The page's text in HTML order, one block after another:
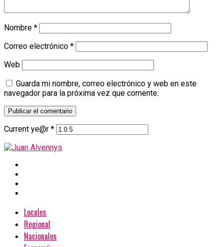
Nombre *
Correo electrónico *
Web
Guarda mi nombre, correo electrónico y web en este
navegador para la próxima vez que comente.
Current ye@r *
Locales
Regional
Nacionales